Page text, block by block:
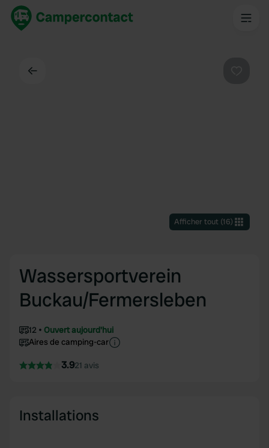
Afficher tout(16)
Wassersportverein
Buckau/Fermersleben
12
Ouvert aujourd'hui
Aires de camping-car
3.921 avis
Installations